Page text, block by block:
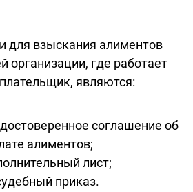
для взыскания алиментов
организации, где работает
являются:
соглашение об
алиментов;
лист;
приказ.